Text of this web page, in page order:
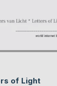
of Light